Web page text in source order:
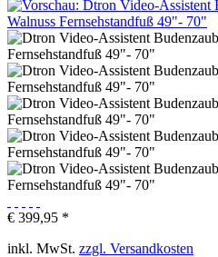
€ 399,95 *
inkl. MwSt. zzgl. Versandkosten